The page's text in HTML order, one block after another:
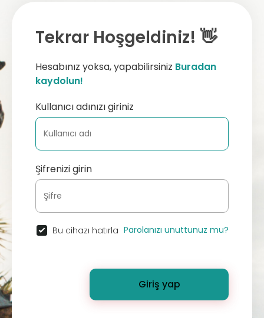
Tekrar Hoşgeldiniz! 👋
Hesabınız yoksa, yapabilirsiniz Buradan
kaydolun!
Kullanıcı adınızı giriniz
Şifrenizi girin
Bu cihazı hatırla Parolanızı unuttunuz mu?
Giriş yap